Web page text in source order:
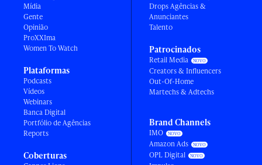
Mídia
Gente
Opinião
ProXXIma
Women To Watch
Plataformas
Podcasts
Vídeos
Webinars
Banca Digital
Portfólio de Agências
Reports
Coberturas
Drops Agências &
Anunciantes
Talento
Patrocinados
Retail Media
Creators & Influencers
Out-Of-Home
Martechs & Adtechs
Brand Channels
IMO
Amazon Ads
OPL Digital